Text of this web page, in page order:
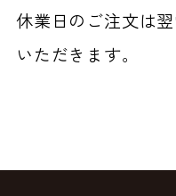
休業日のご注文は
いただきます。